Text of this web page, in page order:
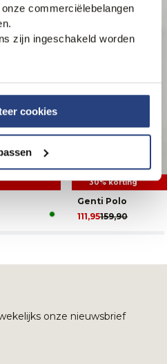
commerciëlebelangen
zijn ingeschakeld worden
cookies
30% korting
Genti Polo
159,90
111,95
onze nieuwsbrief